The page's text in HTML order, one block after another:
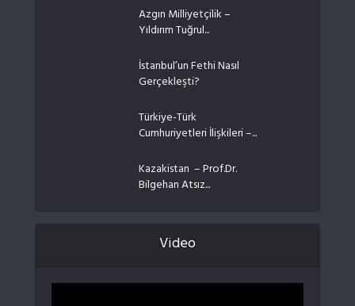
Azgın Milliyetçilik –
Yıldırım Tuğrul...
İstanbul’un Fethi Nasıl
Gerçekleşti?
Türkiye-Türk
Cumhuriyetleri İlişkileri –...
Kazakistan – Prof.Dr.
Bilgehan Atsız...
Video